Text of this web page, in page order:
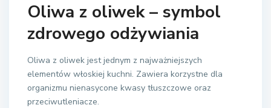
Oliwa z oliwek – symbol
zdrowego odżywiania
Oliwa z oliwek jest jednym z najważniejszych
elementów włoskiej kuchni. Zawiera korzystne dla
organizmu nienasycone kwasy tłuszczowe oraz
przeciwutleniacze.